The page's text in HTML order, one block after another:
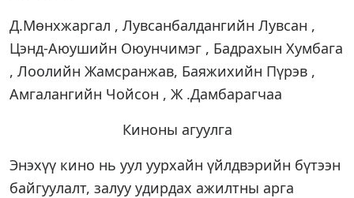
Д.Мөнхжаргал , Лувсанбалдангийн Лувсан ,
Цэнд-Аюушийн Оюунчимэг , Бадрахын Хумбага
, Лоолийн Жамсранжав, Баяжихийн Пүрэв ,
Амгалангийн Чойсон , Ж .Дамбарагчаа
Киноны агуулга
Энэхүү кино нь уул уурхайн үйлдвэрийн бүтээн
байгуулалт, залуу удирдах ажилтны арга